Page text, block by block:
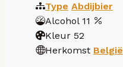
Type Abdijbier
Alcohol 11
Kleur 52
Herkomst België